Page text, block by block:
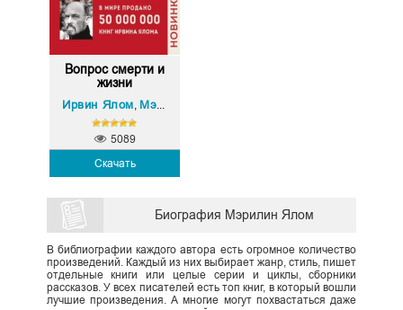
Вопрос смерти и
жизни
Ирвин Ялом, Мэрилин Ялом
Скачать
5089
Биография Мэрилин Ялом
В библиографии каждого автора есть огромное количество
произведений. Каждый из них выбирает жанр, стиль, пишет
отдельные книги или целые серии и циклы, сборники
рассказов. У всех писателей есть топ книг, в который вошли
лучшие произведения. А многие могут похвастаться даже